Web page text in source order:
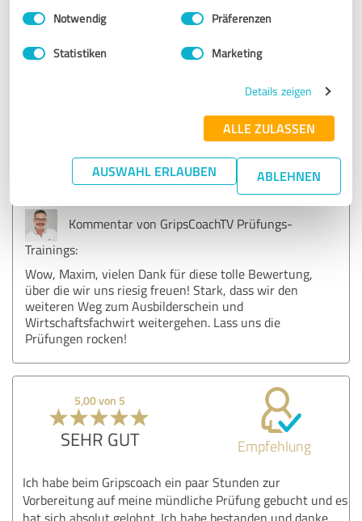
Impressum Datenschutzbestimmungen
Einwilligungsauswahl
Notwendig Präferenzen
Statistiken Marketing
Details zeigen
ALLE ZULASSEN
AUSWAHL ERLAUBEN ABLEHNEN
GripsCoachTV Prüfungs-Trainings
23.03.2026 Maxim V.
Kommentar von GripsCoachTV Prüfungs-
Trainings:
Wow, Maxim, vielen Dank für diese tolle Bewertung,
über die wir uns riesig freuen! Stark, dass wir den
weiteren Weg zum Ausbilderschein und
Wirtschaftsfachwirt weitergehen. Lass uns die
Prüfungen rocken!
5,00 von 5
SEHR GUT Empfehlung
Ich habe beim Gripscoach ein paar Stunden zur
Vorbereitung auf meine mündliche Prüfung gebucht und es